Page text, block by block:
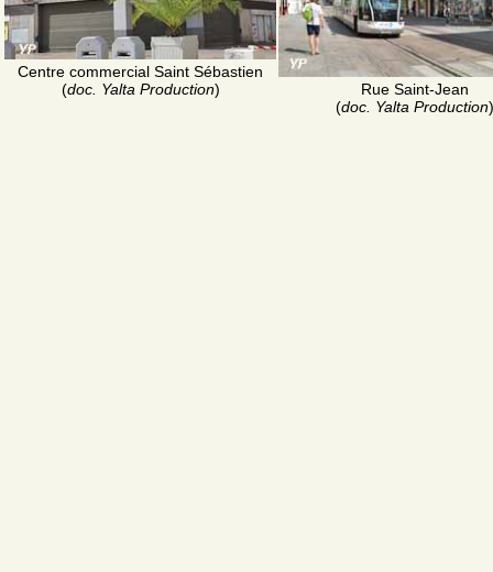
Centre commercial Saint Sébastien
(doc. Yalta Production)
Rue Saint-Jean
(doc. Yalta Production)